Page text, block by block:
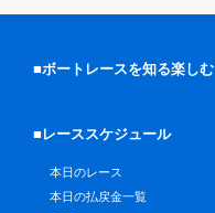
■ボートレースを知る楽しむ
■レーススケジュール
本日のレース
本日の払戻金一覧